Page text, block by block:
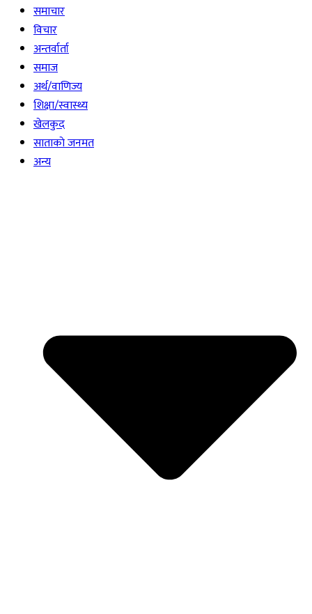
समाचार
विचार
अन्तर्वार्ता
समाज
अर्थ/वाणिज्य
शिक्षा/स्वास्थ्य
खेलकुद
साताकाे जनमत
अन्य